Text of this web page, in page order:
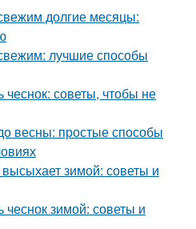
долгие месяцы:
лучшие способы
чеснок: советы, чтобы не
весны: простые способы
зимой: советы и
чеснок зимой: советы и